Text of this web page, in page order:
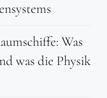
Was
was die Physik